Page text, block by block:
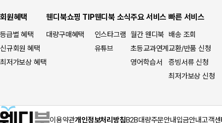
회원혜택
등급별 혜택
신규회원 혜택
최저가보상 혜택
웬디북쇼핑 TIP
대량구매혜택
웬디북 소식
인스타그램
유튜브
주요 서비스
월간 웬디북
초등교과연계
영어학습서
빠른 서비스
배송 조회
교환/반품 신청
증빙서류 신청
최저가보상 신청
이용약관개인정보처리방침B2B대량주문안내입금안내고객